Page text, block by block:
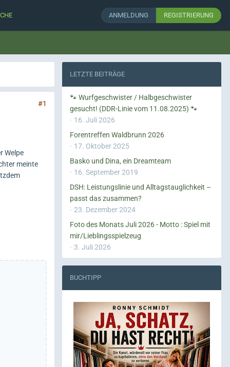
ANMELDUNG REGISTRIERUNG
#1
Welpe
meinte
LETZTE BEITRÄGE
🐾 Wurfgeschwister / Halbgeschwister
gesucht! (DDR-Linie vom 11.08.2025) 🐾
16. Juli 2026
Forentreffen Waldbrunn 2026
17. Oktober 2025
Basko und Dina, ein Dreamteam
16. September 2019
DSH: Leistungslinie und Alltagstauglichkeit –
passt das zusammen?
23. Dezember 2024
Foto des Monats Juli 2026 - Motto : Spiel mit
mir/Lieblingsspielzeug
3. Juli 2026
BUCHTIPP